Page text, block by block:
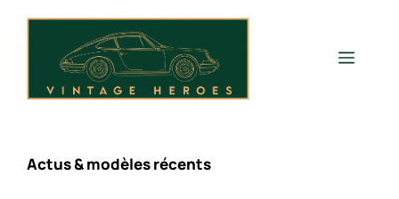
Menu
Actus & modèles récents